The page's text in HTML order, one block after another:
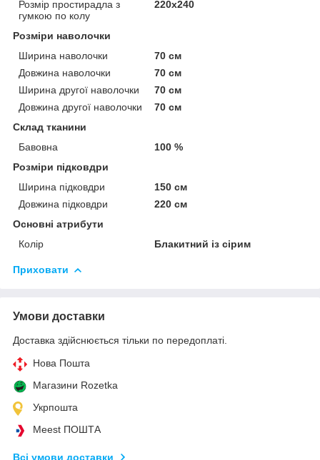
Розмір простирадла з
гумкою по колу
220х240
Розміри наволочки
Ширина наволочки
70 см
Довжина наволочки
70 см
Ширина другої наволочки
70 см
Довжина другої наволочки
70 см
Склад тканини
Бавовна
100 %
Розміри підковдри
Ширина підковдри
150 см
Довжина підковдри
220 см
Основні атрибути
Колір
Блакитний із сірим
Приховати
Умови доставки
Доставка здійснюється тільки по передоплаті.
Нова Пошта
Магазини Rozetka
Укрпошта
Meest ПОШТА
Всі умови доставки